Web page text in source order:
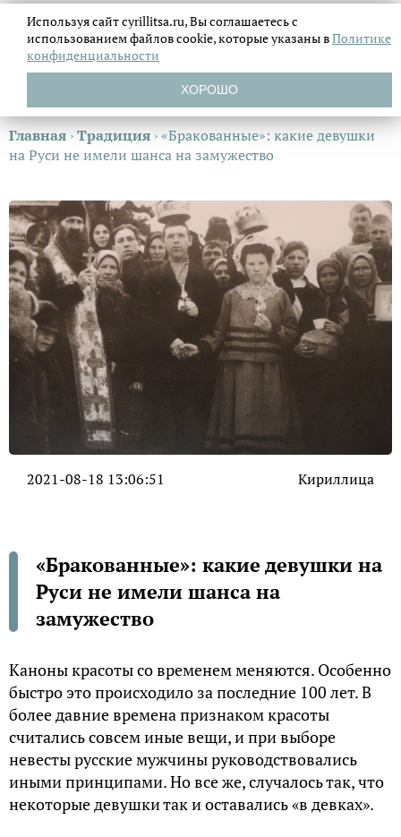
Главная ›Традиция ›«Бракованные»: какие девушки
на Руси не имели шанса на замужество
2021-08-18 13:06:51 Кириллица
«Бракованные»: какие девушки на
Руси не имели шанса на
замужество
Каноны красоты со временем меняются. Особенно
быстро это происходило за последние 100 лет. В
более давние времена признаком красоты
считались совсем иные вещи, и при выборе
невесты русские мужчины руководствовались
иными принципами. Но все же, случалось так, что
некоторые девушки так и оставались «в девках».
Используя сайт cyrillitsa.ru, Вы соглашаетесь с
использованием файловcookie, которые указаны вПолитике
конфиденциальности
ХОРОШО